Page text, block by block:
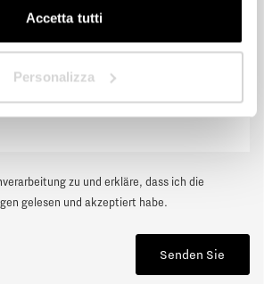
Accetta tutti
Personalizza
zu und erkläre, dass ich die
gelesen und akzeptiert habe.
Senden Sie